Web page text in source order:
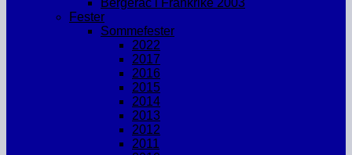
Bergerac i Frankrike 2003
Fester
Sommefester
2022
2017
2016
2015
2014
2013
2012
2011